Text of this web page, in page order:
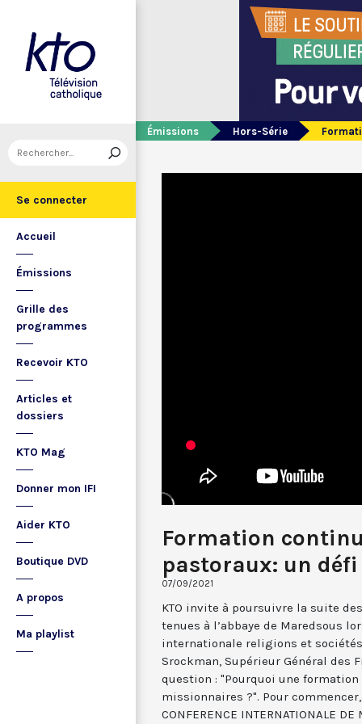
Se connecter
Accueil
Émissions
Grille des
programmes
Recevoir KTO
Articles et
dossiers
KTO Mag
Donner mon IFI
Aider KTO
Boutique DVD
A propos
Ma playlist
Émissions Hors-Série
Formation
pastoraux: un
07/09/2021
KTO invite à poursuivre la suite
tenues à l’abbaye de Maredsous
internationale religions et
Srockman, Supérieur Général des
question : "Pourquoi une
missionnaires ?". Pour
CONFERENCE INTERNATIONALE